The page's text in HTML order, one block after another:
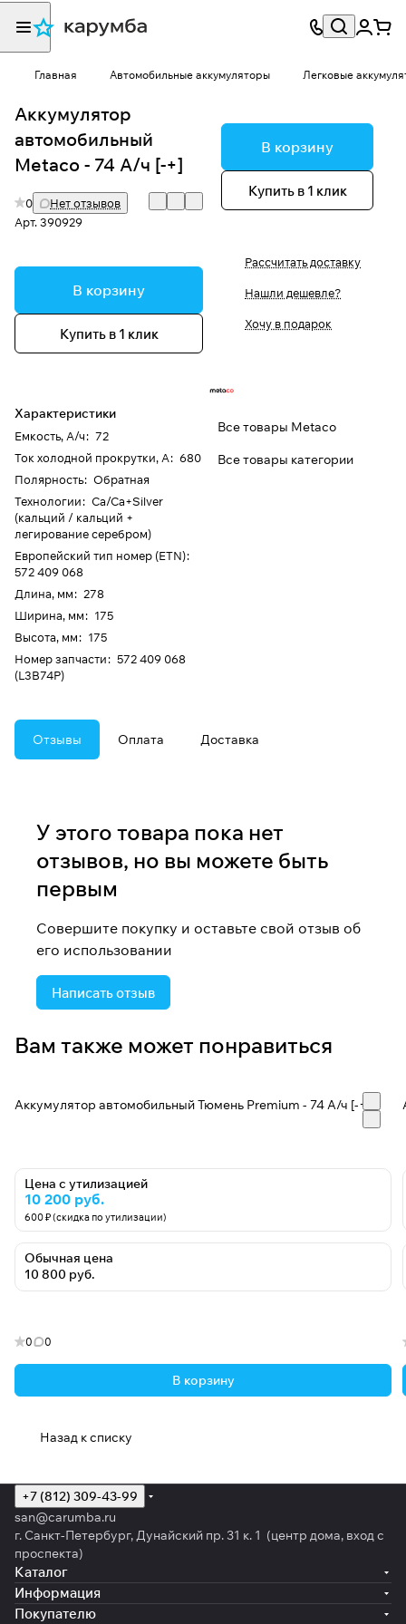
Главная Автомобильные аккумуляторы Легковые
Аккумулятор
автомобильный
Metaco - 74 А/ч [-+]
0
Нет отзывов
Арт.390929
В корзину
Купить в 1 клик
Характеристики
Емкость, А/ч: 72
Ток холодной прокрутки, А: 680
Полярность: Обратная
Технологии: Ca/Ca+Silver
(кальций / кальций +
легирование серебром)
Европейский тип номер (ETN):
572 409 068
Длина, мм: 278
Ширина, мм: 175
Высота, мм: 175
Номер запчасти: 572 409 068
(L3B74P)
В корзину
Купить в 1 клик
Рассчитать доставку
Нашли дешевле?
Хочу в подарок
Все товары Metaco
Все товары категории
Отзывы Оплата Доставка
У этого товара пока нет
отзывов, но вы можете быть
первым
Совершите покупку и оставьте свой отзыв об
его использовании
Написать отзыв
Вам также может понравиться
Аккумулятор автомобильный Тюмень Premium - 74 А/ч [-+]
Цена с утилизацией
10 200 руб.
600 ₽ (скидка по утилизации)
Обычная цена
10 800 руб.
0 0
В корзину
Назад к списку
+7 (812) 309-43-99
san@carumba.ru
г. Санкт-Петербург, Дунайский пр. 31 к. 1 (центр дома, вход с
проспекта)
Каталог
Информация
Покупателю